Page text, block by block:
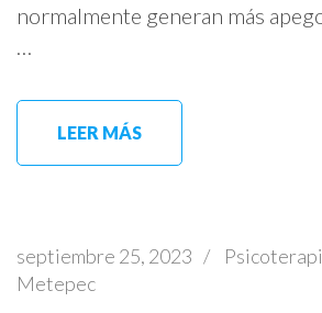
normalmente generan más
…
LEER MÁS
septiembre 25, 2023 /
Metepec